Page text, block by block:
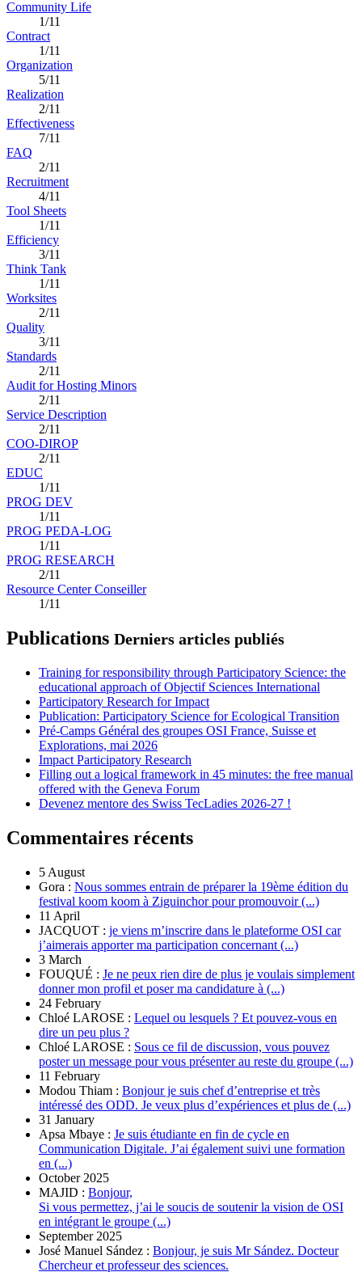
Community Life
1/11
Contract
1/11
Organization
5/11
Realization
2/11
Effectiveness
7/11
FAQ
2/11
Recruitment
4/11
Tool Sheets
1/11
Efficiency
3/11
Think Tank
1/11
Worksites
2/11
Quality
3/11
Standards
2/11
Audit for Hosting Minors
2/11
Service Description
2/11
COO-DIROP
2/11
EDUC
1/11
PROG DEV
1/11
PROG PEDA-LOG
1/11
PROG RESEARCH
2/11
Resource Center Conseiller
1/11
Publications Derniers articles publiés
Training for responsibility through Participatory Science: the
educational approach of Objectif Sciences International
Participatory Research for Impact
Publication: Participatory Science for Ecological Transition
Pré-Camps Général des groupes OSI France, Suisse et
Explorations, mai 2026
Impact Participatory Research
Filling out a logical framework in 45 minutes: the free manual
offered with the Geneva Forum
Devenez mentore des Swiss TecLadies 2026-27 !
Commentaires récents
5 August
Gora : Nous sommes entrain de préparer la 19ème édition du
festival koom koom à Ziguinchor pour promouvoir (...)
11 April
JACQUOT : je viens m’inscrire dans le plateforme OSI car
j’aimerais apporter ma participation concernant (...)
3 March
FOUQUÉ : Je ne peux rien dire de plus je voulais simplement
donner mon profil et poser ma candidature à (...)
24 February
Chloé LAROSE : Lequel ou lesquels ? Et pouvez-vous en
dire un peu plus ?
Chloé LAROSE : Sous ce fil de discussion, vous pouvez
poster un message pour vous présenter au reste du groupe (...)
11 February
Modou Thiam : Bonjour je suis chef d’entreprise et très
intéressé des ODD. Je veux plus d’expériences et plus de (...)
31 January
Apsa Mbaye : Je suis étudiante en fin de cycle en
Communication Digitale. J’ai également suivi une formation
en (...)
October 2025
MAJID : Bonjour,
Si vous permettez, j’ai le soucis de soutenir la vision de OSI
en intégrant le groupe (...)
September 2025
José Manuel Sández : Bonjour, je suis Mr Sández. Docteur
Chercheur et professeur des sciences.